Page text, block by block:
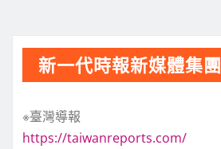
新一代時報新媒體集團
※臺灣導報
https://taiwanreports.com/